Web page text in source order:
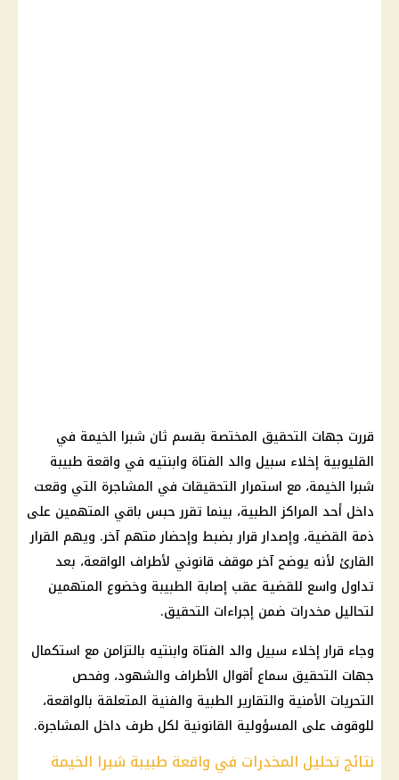
قررت جهات التحقيق المختصة بقسم ثان شبرا الخيمة في
القليوبية إخلاء سبيل والد الفتاة وابنتيه في واقعة طبيبة
شبرا الخيمة، مع استمرار التحقيقات في المشاجرة التي وقعت
داخل أحد المراكز الطبية، بينما تقرر حبس باقي المتهمين على
ذمة القضية، وإصدار قرار بضبط وإحضار متهم آخر. ويهم القرار
القارئ لأنه يوضح آخر موقف قانوني لأطراف الواقعة، بعد
تداول واسع للقضية عقب إصابة الطبيبة وخضوع المتهمين
لتحاليل مخدرات ضمن إجراءات التحقيق.
وجاء قرار إخلاء سبيل والد الفتاة وابنتيه بالتزامن مع استكمال
جهات التحقيق سماع أقوال الأطراف والشهود، وفحص
التحريات الأمنية والتقارير الطبية والفنية المتعلقة بالواقعة،
للوقوف على المسؤولية القانونية لكل طرف داخل المشاجرة.
نتائج تحليل المخدرات في واقعة طبيبة شبرا الخيمة